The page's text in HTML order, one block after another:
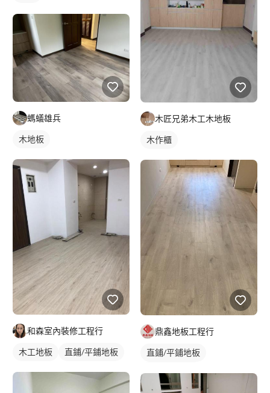
螞蟻雄兵
木地板
和森室內裝修工程行
木工地板 直鋪/平鋪地板
木匠兄弟木工木地板
木作櫃
鼎鑫地板工程行
直鋪/平鋪地板
塑膠地板成品